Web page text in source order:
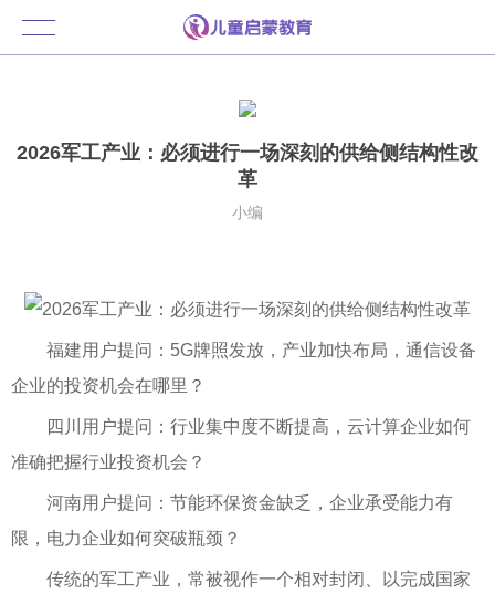
2026军工产业：必须进行一场深刻的供给侧结构性改
革
小编
福建用户提问：5G牌照发放，产业加快布局，通信设备
企业的投资机会在哪里？
四川用户提问：行业集中度不断提高，云计算企业如何
准确把握行业投资机会？
河南用户提问：节能环保资金缺乏，企业承受能力有
限，电力企业如何突破瓶颈？
传统的军工产业，常被视作一个相对封闭、以完成国家